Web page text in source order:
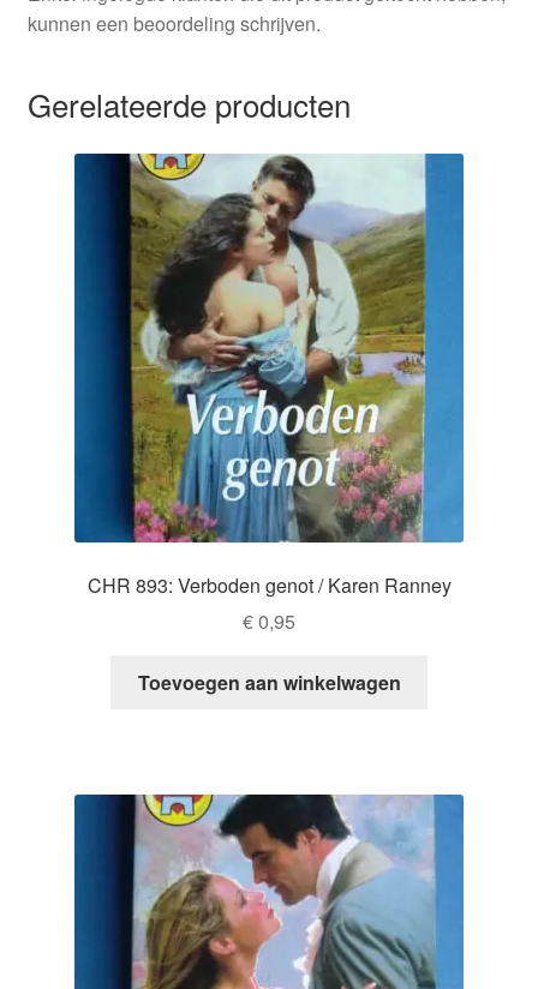
kunnen een beoordeling schrijven.
Gerelateerde producten
CHR 893: Verboden genot / Karen Ranney
€0,95
Toevoegen aan winkelwagen